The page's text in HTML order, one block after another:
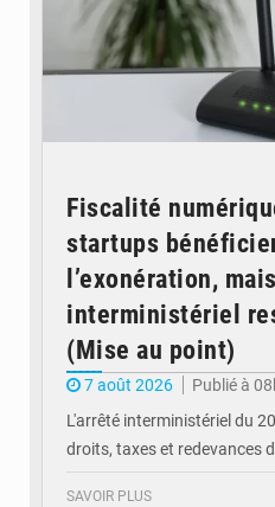
Fiscalité
startups
l’exonération,
interministériel
(Mise au point)
7 août 2026
Publié à
L'arrêté interministériel du
droits, taxes et redevances
SAVOIR PLUS